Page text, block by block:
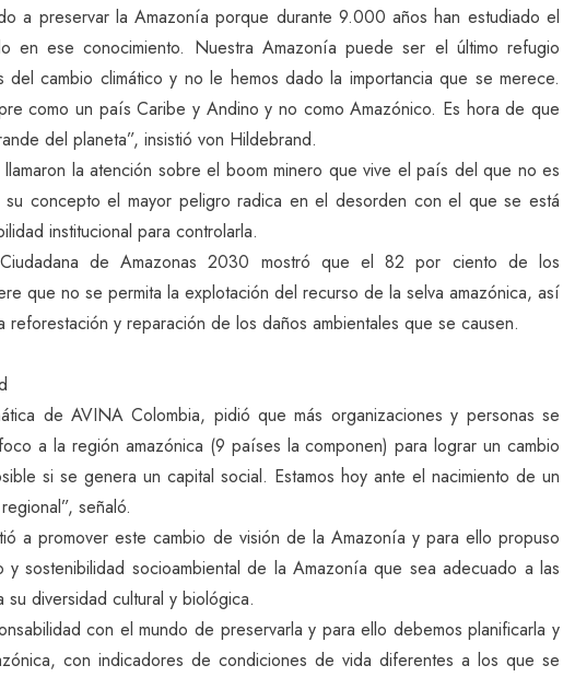
a preservar la Amazonía porque durante 9.000 años han estudiado el
en ese conocimiento. Nuestra Amazonía puede ser el último refugio
cambio climático y no le hemos dado la importancia que se merece.
como un país Caribe y Andino y no como Amazónico. Es hora de que
del planeta”, insistió von Hildebrand.
la atención sobre el boom minero que vive el país del que no es
concepto el mayor peligro radica en el desorden con el que se está
institucional para controlarla.
de Amazonas 2030 mostró que el 82 por ciento de los
que no se permita la explotación del recurso de la selva amazónica, así
y reparación de los daños ambientales que se causen.
de AVINA Colombia, pidió que más organizaciones y personas se
a la región amazónica (9 países la componen) para lograr un cambio
si se genera un capital social. Estamos hoy ante el nacimiento de un
señaló.
a promover este cambio de visión de la Amazonía y para ello propuso
sostenibilidad socioambiental de la Amazonía que sea adecuado a las
diversidad cultural y biológica.
con el mundo de preservarla y para ello debemos planificarla y
con indicadores de condiciones de vida diferentes a los que se